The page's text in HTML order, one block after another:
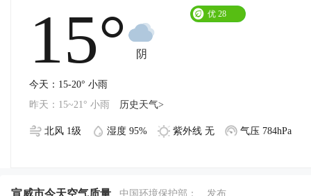
15° 阴
优 28
今天：15-20° 小雨
昨天：15~21° 小雨
历史天气>
北风 1级 湿度 95% 紫外线 无 气压 784hPa
宣威市今天空气质量 中国环境保护部： 发布